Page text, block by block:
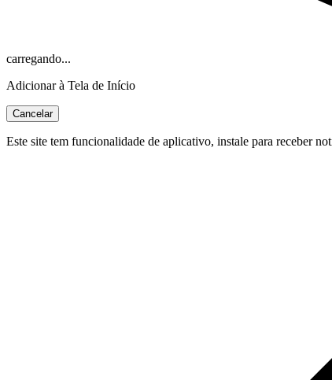
carregando...
Adicionar à Tela de Início
Cancelar
Este site tem funcionalidade de aplicativo, instale para receber